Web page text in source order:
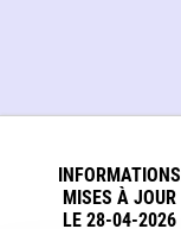
INFORMATIONS
MISES À JOUR
LE 28-04-2026